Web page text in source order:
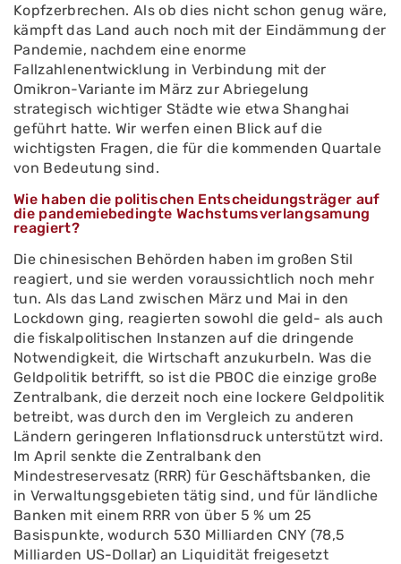
Kopfzerbrechen. Als ob dies nicht schon genug wäre,
kämpft das Land auch noch mit der Eindämmung der
Pandemie, nachdem eine enorme
Fallzahlenentwicklung in Verbindung mit der
Omikron-Variante im März zur Abriegelung
strategisch wichtiger Städte wie etwa Shanghai
geführt hatte. Wir werfen einen Blick auf die
wichtigsten Fragen, die für die kommenden Quartale
von Bedeutung sind.
Wie haben die politischen Entscheidungsträger auf
die pandemiebedingte Wachstumsverlangsamung
reagiert?
Die chinesischen Behörden haben im großen Stil
reagiert, und sie werden voraussichtlich noch mehr
tun. Als das Land zwischen März und Mai in den
Lockdown ging, reagierten sowohl die geld- als auch
die fiskalpolitischen Instanzen auf die dringende
Notwendigkeit, die Wirtschaft anzukurbeln. Was die
Geldpolitik betrifft, so ist die PBOC die einzige große
Zentralbank, die derzeit noch eine lockere Geldpolitik
betreibt, was durch den im Vergleich zu anderen
Ländern geringeren Inflationsdruck unterstützt wird.
Im April senkte die Zentralbank den
Mindestreservesatz (RRR) für Geschäftsbanken, die
in Verwaltungsgebieten tätig sind, und für ländliche
Banken mit einem RRR von über 5 % um 25
Basispunkte, wodurch 530 Milliarden CNY (78,5
Milliarden US-Dollar) an Liquidität freigesetzt